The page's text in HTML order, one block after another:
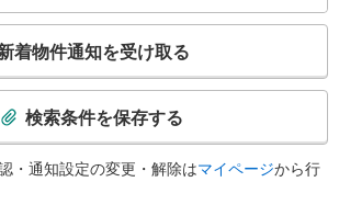
着物件通知を受け取る
検索条件を保存する
・通知設定の変更・解除はマイページから行